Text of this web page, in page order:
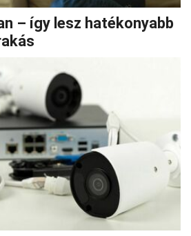
– így lesz hatékonyabb